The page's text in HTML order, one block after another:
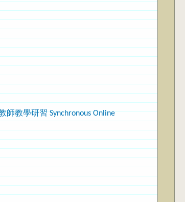
教學研習 Synchronous Online